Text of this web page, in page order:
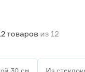
товаров из 12
30 см Из